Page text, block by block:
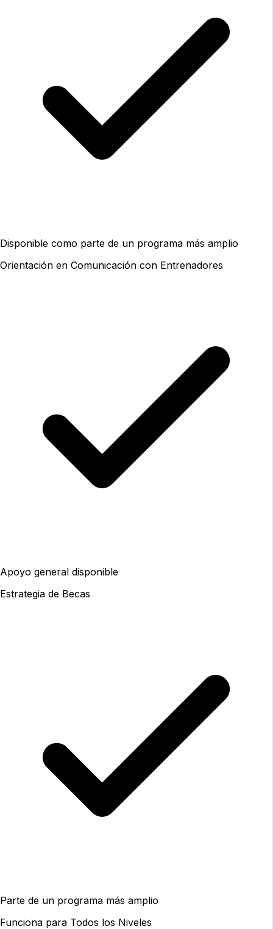
Disponible como parte de un programa más amplio
Orientación en Comunicación con Entrenadores
Apoyo general disponible
Estrategia de Becas
Parte de un programa más amplio
Funciona para Todos los Niveles